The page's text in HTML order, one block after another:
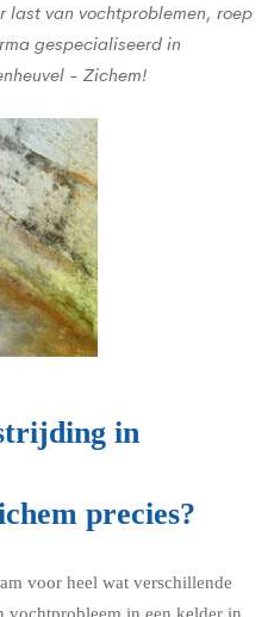
last van vochtproblemen, roep
gespecialiseerd in
- Zichem!
in
precies?
voor heel wat verschillende